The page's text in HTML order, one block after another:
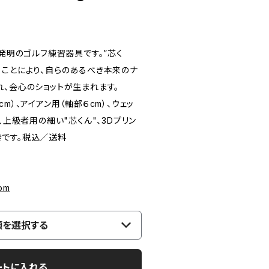
明のゴルフ練習器具です。”芯く
とにより、自らのあるべき本来のナ
会心のショットが生まれます。
、アイアン用（軸部６cm）、ウェッ
上級者用の細い"芯くん"、3Dプリン
す。税込／送料
選択する